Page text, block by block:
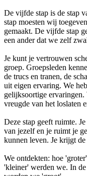
De vijfde stap is de stap
stap moesten wij
gemaakt. De vijfde stap
een ander dat we zelf
Je kunt je vertrouwen
groep. Groepsleden
de trucs en tranen, de
uit eigen ervaring. We
gelijksoortige ervaringen.
vreugde van het loslaten
Deze stap geeft ruimte.
van jezelf en je ruimt je
kunnen leven. Je krijgt
We ontdekten: hoe
'kleiner' werden we. In